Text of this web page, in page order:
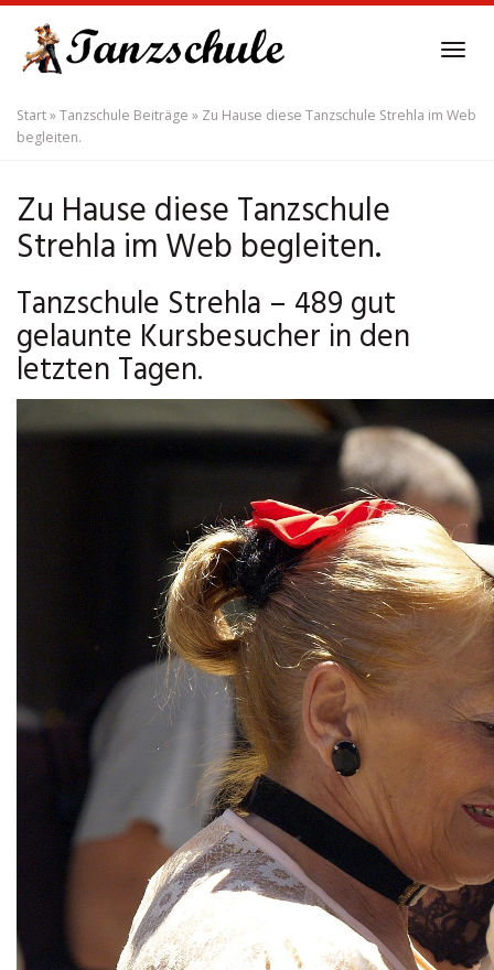
main
content
Start»Tanzschule Beiträge » Zu Hause diese Tanzschule Strehla im Web
begleiten.
Zu Hause diese Tanzschule
Strehla im Web begleiten.
Tanzschule Strehla – 489 gut
gelaunte Kursbesucher in den
letzten Tagen.